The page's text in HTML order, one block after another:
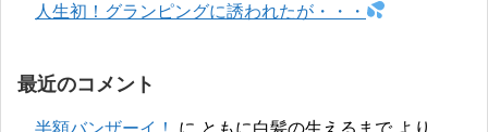
人生初！グランピングに誘われたが・・・
最近のコメント
半額バンザーイ！ に ともに白髪の生えるまでより